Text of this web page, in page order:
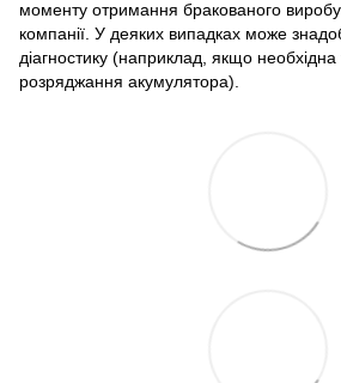
моменту отримання бракованого виробу
компанії. У деяких випадках може
діагностику (наприклад, якщо
розряджання акумулятора).